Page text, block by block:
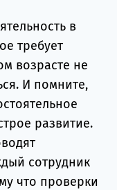
в
требует
возрасте не
И помните,
развитие.
сотрудник
что проверки